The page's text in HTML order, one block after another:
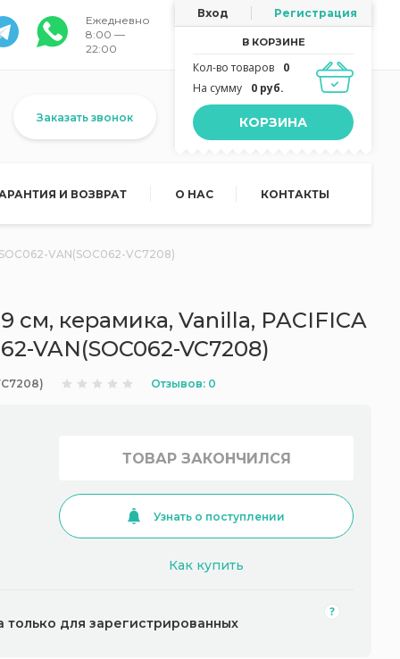
Ежедневно
8:00 —
22:00
Вход Регистрация
В КОРЗИНЕ
Кол-во товаров
0
На сумму
0 руб.
КОРЗИНА
Заказать звонок
И ВОЗВРАТ О НАС КОНТАКТЫ
VAN(SOC062-VC7208)
см, керамика, Vanilla, PACIFICA
VAN(SOC062-VC7208)
Отзывов: 0
ТОВАР ЗАКОНЧИЛСЯ
Узнать о поступлении
Как купить
только для зарегистрированных